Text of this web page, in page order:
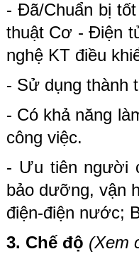
- Đã/Chuẩn bị
thuật Cơ - Điện
nghệ KT điều
- Sử dụng thành
- Có khả năng
công việc.
- Ưu tiên người
bảo dưỡng, vận
điện-điện nước;
3. Chế độ (Xem